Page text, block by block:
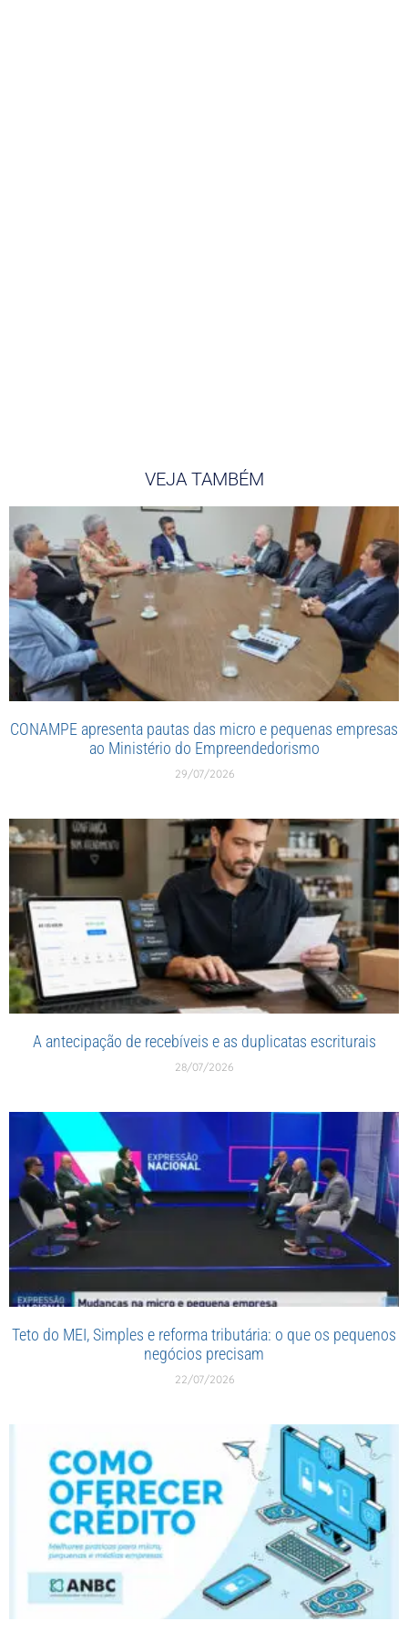
VEJA TAMBÉM
CONAMPE apresenta pautas das micro e pequenas empresas
ao Ministério do Empreendedorismo
29/07/2026
A antecipação de recebíveis e as duplicatas escriturais
28/07/2026
Teto do MEI, Simples e reforma tributária: o que os pequenos
negócios precisam
22/07/2026